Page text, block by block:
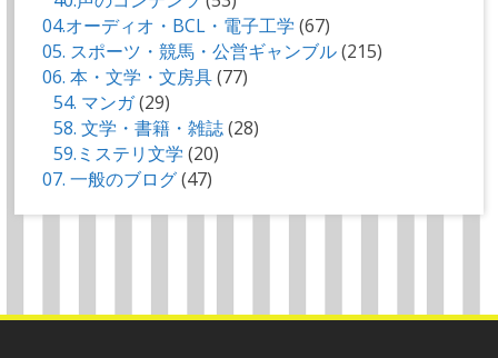
04.オーディオ・BCL・電子工学 (67)
05. スポーツ・競馬・公営ギャンブル(215)
06. 本・文学・文房具(77)
54. マンガ(29)
58. 文学・書籍・雑誌(28)
59.ミステリ文学 (20)
07. 一般のブログ(47)